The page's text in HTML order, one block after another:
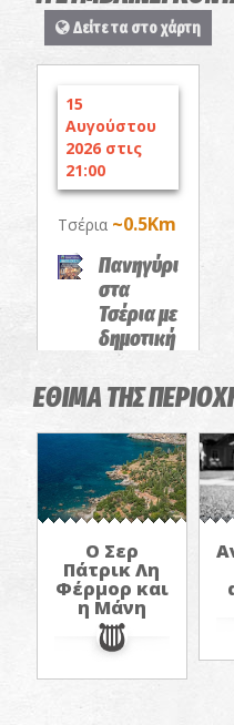
Δείτε τα στο χάρτη
15
Αυγούστου
2026 στις
21:00
Τσέρια ~0.5Km
Πανηγύρι
στα
Τσέρια με
δημοτική
και λαϊκή
μουσική
ΕΘΙΜΑ ΤΗΣ
Ο Σερ
Πάτρικ Λη
Φέρμορ και
η Μάνη